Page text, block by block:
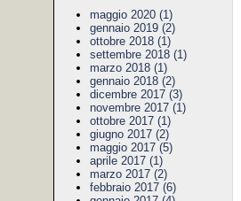
maggio 2020 (1)
gennaio 2019 (2)
ottobre 2018 (1)
settembre 2018 (1)
marzo 2018 (1)
gennaio 2018 (2)
dicembre 2017 (3)
novembre 2017 (1)
ottobre 2017 (1)
giugno 2017 (2)
maggio 2017 (5)
aprile 2017 (1)
marzo 2017 (2)
febbraio 2017 (6)